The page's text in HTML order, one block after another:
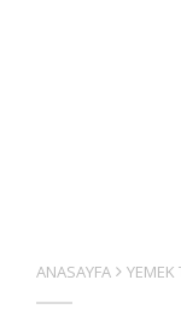
ANASAYFA YEMEK